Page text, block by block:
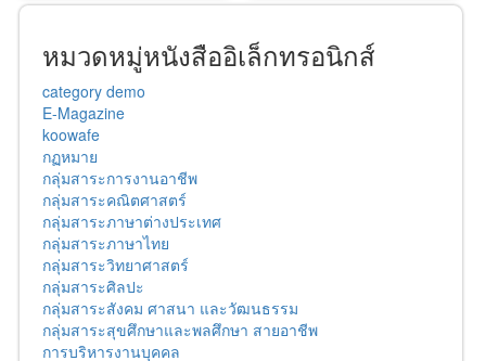
หมวดหมู่หนังสืออิเล็กทรอนิกส์
category demo
E-Magazine
koowafe
กฏหมาย
กลุ่มสาระการงานอาชีพ
กลุ่มสาระคณิตศาสตร์
กลุ่มสาระภาษาต่างประเทศ
กลุ่มสาระภาษาไทย
กลุ่มสาระวิทยาศาสตร์
กลุ่มสาระศิลปะ
กลุ่มสาระสังคม ศาสนา และวัฒนธรรม
กลุ่มสาระสุขศึกษาและพลศึกษา สายอาชีพ
การบริหารงานบุคคล